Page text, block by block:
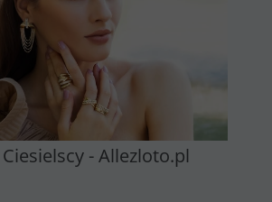
- Allezloto.pl